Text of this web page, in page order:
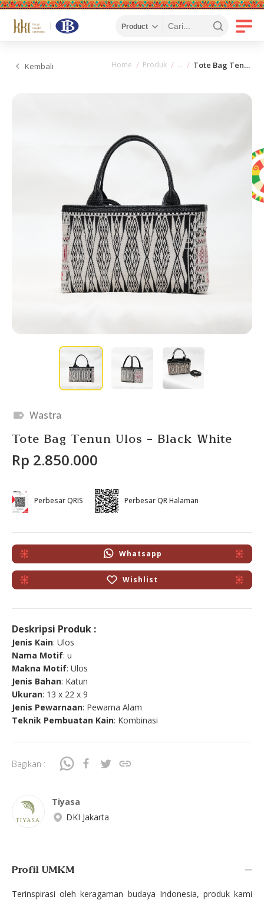
Kembali Home Produk Tote Bag Tenun Ulos - Black White
Wastra
Tote Bag Tenun Ulos - Black White
Rp 2.850.000
Perbesar QRIS Perbesar QR Halaman
Whatsapp
Wishlist
Deskripsi Produk :
Jenis Kain: Ulos
Nama Motif: u
Makna Motif: Ulos
Jenis Bahan: Katun
Ukuran: 13 x 22 x 9
Jenis Pewarnaan: Pewarna Alam
Teknik Pembuatan Kain: Kombinasi
Bagikan :
Tiyasa
DKI Jakarta
Profil UMKM
Terinspirasi oleh keragaman budaya Indonesia, produk kami